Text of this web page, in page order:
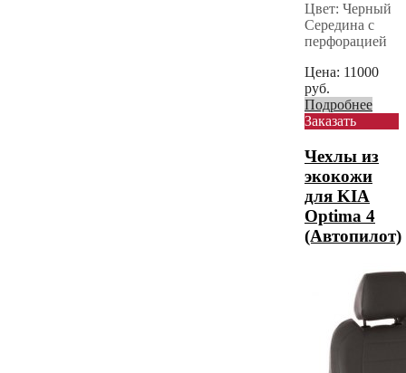
Цвет: Черный
Середина с
перфорацией
Цена: 11000
руб.
Подробнее
Заказать
Чехлы из
экокожи
для KIA
Optima 4
(Автопилот)